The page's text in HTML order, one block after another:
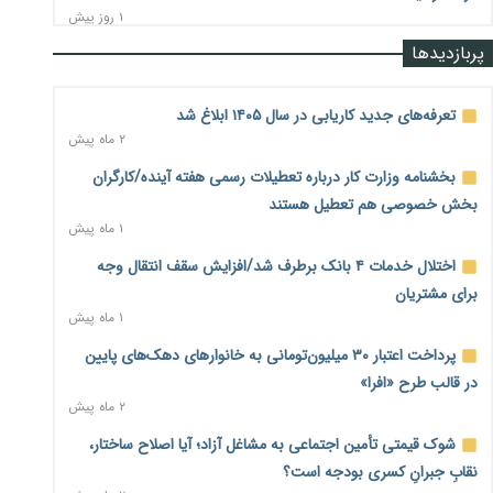
۱ روز پیش
رشد ۷۵ هزار میلیاردی بازار خرید اعتباری؛ فین‌تک‌ها وارد میدان
۱ روز پیش
آغاز اجرای پایلوت «ردا کارت» برای دانشجویان تحصیلات تکمیلی
۱ روز پیش
محدودیت تازه برای شبکه بانکی؛ افزایش سپرده قانونی با هدف
کنترل تورم
۱ روز پیش
ترمز تولید خودرو کشیده شد؛ افت ۲۵ درصدی تیراژ ایران‌خودرو،
سایپا و پارس‌خودرو
۱ روز پیش
بنگاه‌داری بانک‌ها؛ مانع بزرگ خانه‌دار شدن مستأجران
پربازدیدها
تعرفه‌های جدید کاریابی در سال ۱۴۰۵ ابلاغ شد
۲ ماه پیش
بخشنامه وزارت کار درباره تعطیلات رسمی هفته آینده/کارگران
بخش خصوصی هم تعطیل هستند
۱ ماه پیش
اختلال خدمات ۴ بانک برطرف شد/افزایش سقف انتقال وجه
برای مشتریان
۱ ماه پیش
پرداخت اعتبار ۳۰ میلیون‌تومانی به خانوارهای دهک‌های پایین
در قالب طرح «افرا»
۲ ماه پیش
شوک قیمتی تأمین اجتماعی به مشاغل آزاد؛ آیا اصلاح ساختار،
نقابِ جبرانِ کسری بودجه است؟